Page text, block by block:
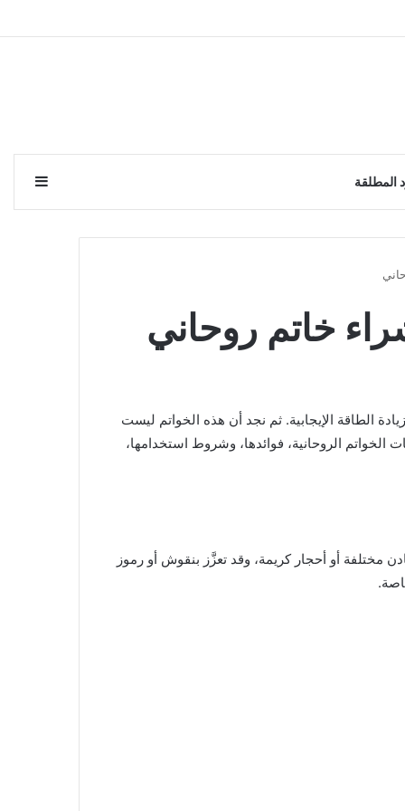
المطلقة
خاتم روحاني
الطاقة الإيجابية. ثم نجد أن هذه الخواتم ليست
الروحانية، فوائدها، وشروط استخدامها،
مختلفة أو أحجار كريمة، وقد تعزَّز بنقوش أو رموز